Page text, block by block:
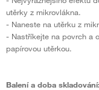
utěrky z mikrovlákna.
- Naneste na utěrku z
- Nastříkejte na povrch a
papírovou utěrkou.
Balení a doba skladování: